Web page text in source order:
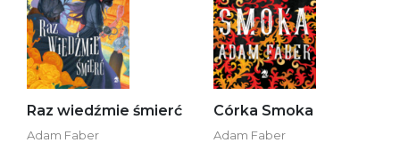
Raz wiedźmie śmierć
Adam Faber
Córka Smoka
Adam Faber